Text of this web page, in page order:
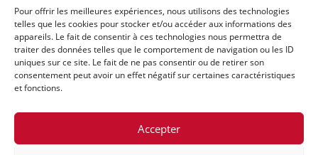
Pour offrir les meilleures expériences, nous utilisons des technologies
telles que les cookies pour stocker et/ou accéder aux informations des
appareils. Le fait de consentir à ces technologies nous permettra de
traiter des données telles que le comportement de navigation ou les ID
uniques sur ce site. Le fait de ne pas consentir ou de retirer son
consentement peut avoir un effet négatif sur certaines caractéristiques
et fonctions.
Accepter
Trouver nos produits
Politique de frais d'envoi
Termes et conditions
Politique de remboursement